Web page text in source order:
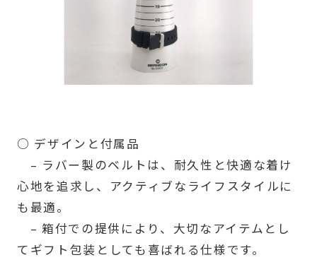
○ デザインと付属品
– ラバー製のベルトは、耐久性と快適な着け
心地を追求し、アクティブなライフスタイルに
も最適。
– 箱付での提供により、大切なアイテムとし
てギフト包装としても喜ばれる仕様です。